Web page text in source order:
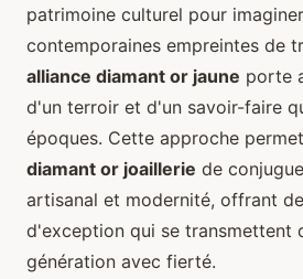
patrimoine culturel pour
contemporaines empreintes de
alliance diamant or jaune porte
d'un terroir et d'un savoir-faire
époques. Cette approche
diamant or joaillerie de
artisanal et modernité, offrant
d'exception qui se transmettent
génération avec fierté.